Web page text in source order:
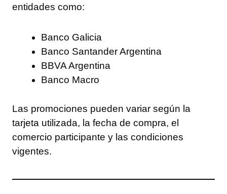
entidades como:
Banco Galicia
Banco Santander Argentina
BBVA Argentina
Banco Macro
Las promociones pueden variar según la
tarjeta utilizada, la fecha de compra, el
comercio participante y las condiciones
vigentes.